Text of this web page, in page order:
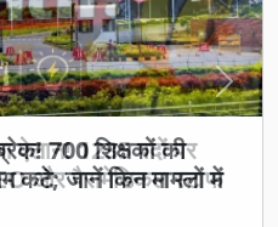
ऐलान! 1235 पदों पर
और पैरामेडिकल स्टाफ
Next